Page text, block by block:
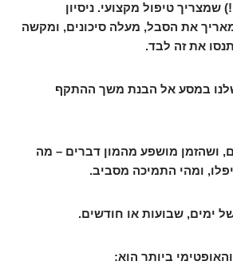
שמצריך טיפול מקצועי. ניסיון
את הסבל, מעלה סיכונים, ומקשה
את זה לבד.
שלנו במסע אל הבנת משך ההתקף
ושהזמן מושפע מהמון דברים – מה
ומהי התמיכה מסביב.
של ימים, שבועות או חודשים.
ביותר הוא: